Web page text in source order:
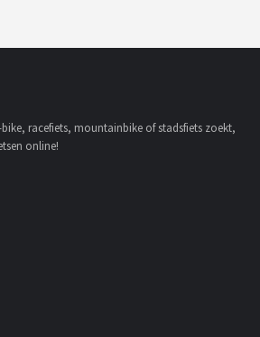
bike, racefiets, mountainbike of stadsfiets zoekt,
online!